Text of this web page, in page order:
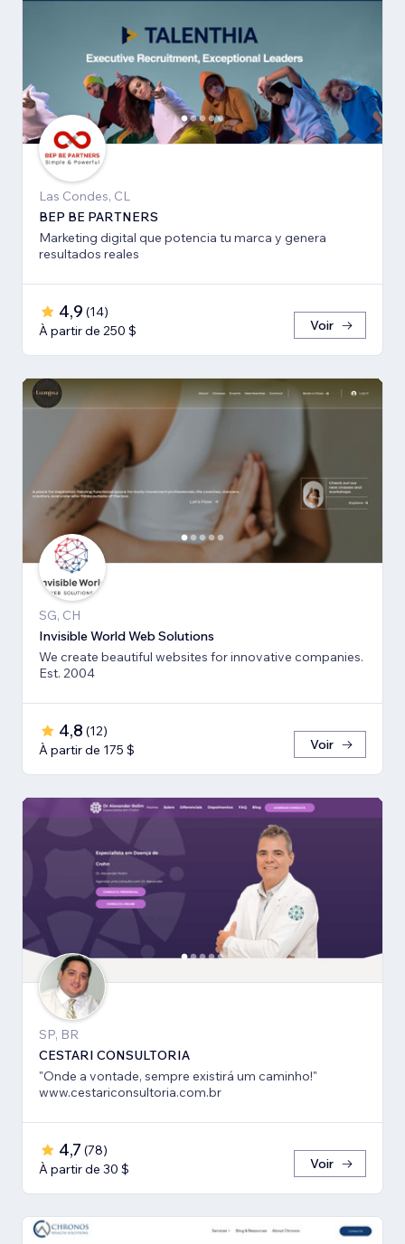
Las Condes, CL
BEP BE PARTNERS
Marketing digital que potencia tu marca y genera
resultados reales
4,9 (14)
À partir de 250 $
Voir
SG, CH
Invisible World Web Solutions
We create beautiful websites for innovative companies.
Est. 2004
4,8 (12)
À partir de 175 $
Voir
SP, BR
CESTARI CONSULTORIA
"Onde a vontade, sempre existirá um caminho!"
www.cestariconsultoria.com.br
4,7 (78)
À partir de 30 $
Voir